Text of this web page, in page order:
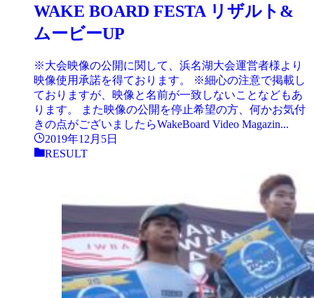
WAKE BOARD FESTA リザルト&
ムービーUP
※大会映像の公開に関して、浜名湖大会運営者様より
映像使用承諾を得ております。 ※細心の注意で掲載し
ておりますが、映像と名前が一致しないことなどもあ
ります。 また映像の公開を停止希望の方、何かお気付
きの点がございましたらWakeBoard Video Magazin...
2019年12月5日
RESULT